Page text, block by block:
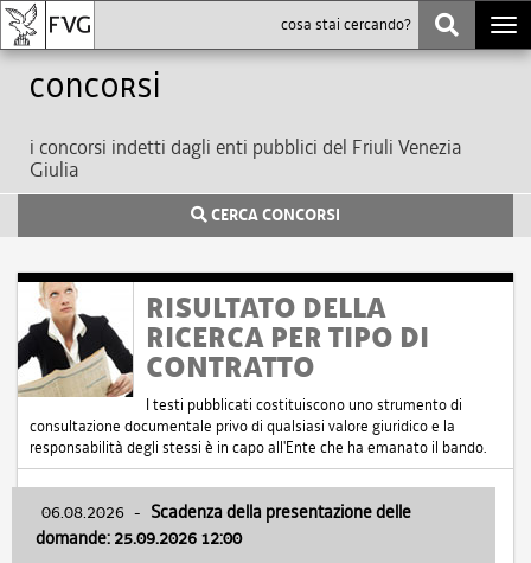
Concorsi
i concorsi indetti dagli enti pubblici del Friuli Venezia
Giulia
CERCA CONCORSI
RISULTATO DELLA
RICERCA PER TIPO DI
CONTRATTO
I testi pubblicati costituiscono uno strumento di
consultazione documentale privo di qualsiasi valore giuridico e la
responsabilità degli stessi è in capo all'Ente che ha emanato il bando.
06.08.2026 - Scadenza della presentazione delle
domande: 25.09.2026 12:00